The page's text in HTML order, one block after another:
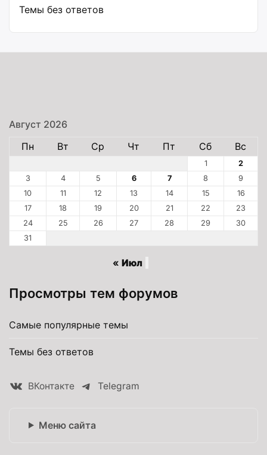
Темы без ответов
Август 2026
Пн
Вт Ср Чт Пт Сб Вс
1
2
3
4 5 6 7 8
9
10
11 12 13 14 15
16
17
18 19 20 21 22
23
24
25 26 27 28 29
30
31
« Июл
Просмотры тем форумов
Самые популярные темы
Темы без ответов
ВКонтакте Telegram
Меню сайта